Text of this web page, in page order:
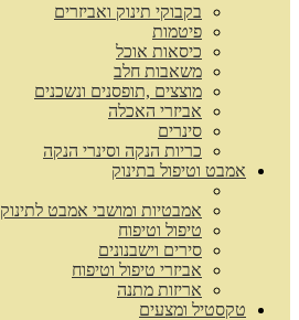
בקבוקי תינוק ואביזרים
פיטמות
כיסאות אוכל
משאבות חלב
מוצצים ,תופסנים ונשכנים
אביזרי האכלה
סינרים
כריות הנקה וסינרי הנקה
אמבט וטיפול בתינוק
אמבטיות ומושבי אמבט לתינוק
טיפול וטיפוח
סירים וישבנונים
אביזרי טיפול וטיפוח
אריזות מתנה
טקסטיל ומצעים